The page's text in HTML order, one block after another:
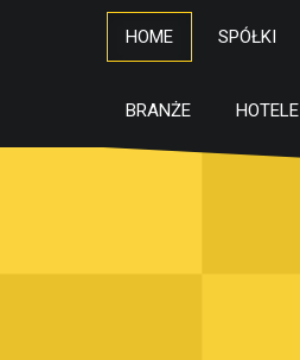
HOME SPÓŁKI
BRANŻE HOTELE